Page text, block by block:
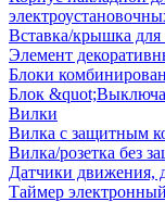
Вставка/крышка
Элемент
Блоки
Блок
Вилки
Вилка с защитным
Вилка/розетка без
Датчики движения,
Таймер